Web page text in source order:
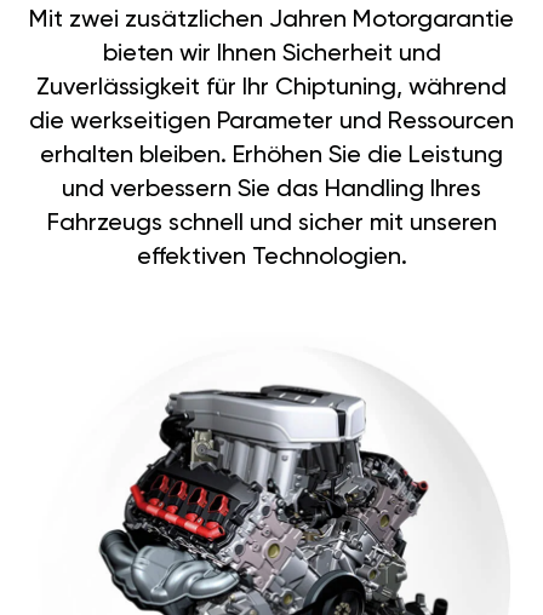
Mit zwei zusätzlichen Jahren Motorgarantie
bieten wir Ihnen Sicherheit und
Zuverlässigkeit für Ihr Chiptuning, während
die werkseitigen Parameter und Ressourcen
erhalten bleiben. Erhöhen Sie die Leistung
und verbessern Sie das Handling Ihres
Fahrzeugs schnell und sicher mit unseren
effektiven Technologien.